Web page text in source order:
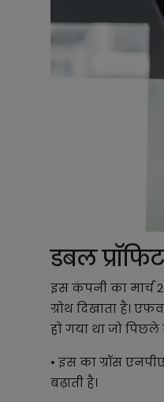
डबल
इस कंपनी का मार्च
ग्रोथ दिखाता है।
हो गया था जो
• इस का ग्रॉस
बढ़ाती है।